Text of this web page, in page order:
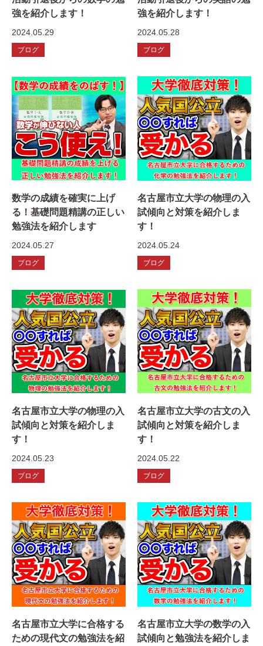
強を紹介します！
2024.05.29
ブログ
強を紹介します！
2024.05.28
ブログ
数学の成績を確実に上げ
る！基礎問題精講の正しい
勉強法を紹介します
2024.05.27
ブログ
名古屋市立大学の物理の入
試傾向と対策を紹介しま
す！
2024.05.24
ブログ
名古屋市立大学の物理の入
試傾向と対策を紹介しま
す！
2024.05.23
ブログ
名古屋市立大学の古文の入
試傾向と対策を紹介しま
す！
2024.05.22
ブログ
名古屋市立大学に合格する
ための現代文の勉強法を紹
名古屋市立大学の数学の入
試傾向と勉強法を紹介しま